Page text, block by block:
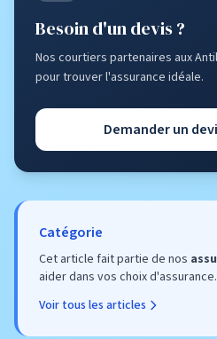
Besoin d'un devis ?
Nos courtiers partenaires aux
pour trouver l'assurance idéale.
Demander un
Catégorie
Cet article fait partie de nos
aider dans vos choix d'assurance.
Voir tous les articles